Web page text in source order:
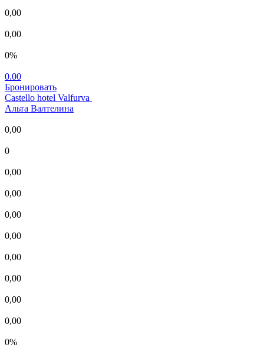
0,00
0,00
0%
0.00
Бронировать
Castello hotel Valfurva
Альта Валтелина
0,00
0
0,00
0,00
0,00
0,00
0,00
0,00
0,00
0,00
0%